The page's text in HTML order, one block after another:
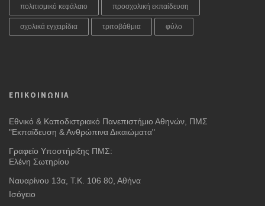
πολιτισμικό κεφάλαιο προσχολική εκπαίδευση
σχολικά εγχειρίδια τριτοβάθμια φύλο
ΕΠΙΚΟΙΝΩΝΙΑ
Εθνικό & Καποδιστριακό Πανεπιστήμιο Αθηνών, ΠΜΣ
"Εκπαίδευση & Ανθρώπινα Δικαιώματα"
Γραφείο Υποστήριξης ΠΜΣ:
Ελένη Σωτηρίου
Ναυαρίνου 13α, Τ.Κ. 106 80, Αθήνα
Ισόγειο